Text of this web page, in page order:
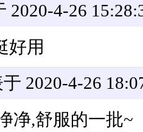
2020-4-26
好用
2020-4-26
净,舒服的一批~